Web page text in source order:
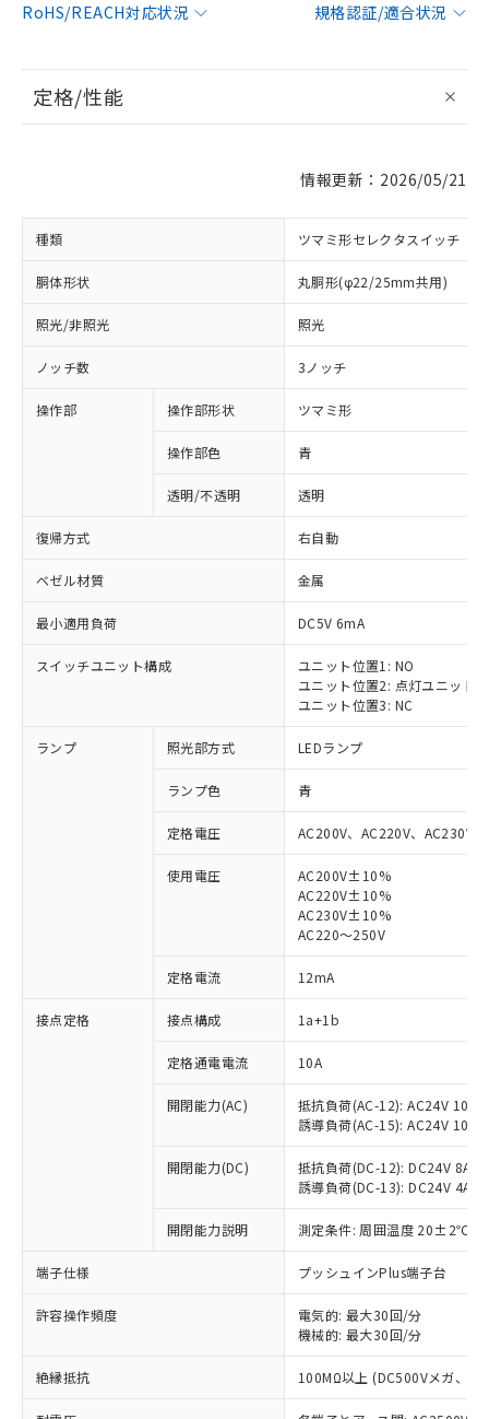
RoHS/REACH対応状況
規格認証/適合状況
定格/性能
情報更新：2026/05/21
種類 ツマミ形セレクタスイッチ
胴体形状 丸胴形(φ22/25mm共用)
照光/非照光 照光
ノッチ数 3ノッチ
操作部 操作部形状 ツマミ形
操作部色 青
透明/不透明 透明
復帰方式 右自動
ベゼル材質 金属
最小適用負荷 DC5V 6mA
スイッチユニット構成
ユニット位置1: NO
ユニット位置2: 点灯ユニット
ユニット位置3: NC
ランプ 照光部方式 LEDランプ
ランプ色 青
定格電圧 AC200V、AC220V、AC230V
使用電圧
AC200V±10%
AC220V±10%
AC230V±10%
AC220～250V
定格電流 12mA
接点定格 接点構成 1a+1b
定格通電電流 10A
開閉能力(AC)
抵抗負荷(AC-12): AC24V 10A/
誘導負荷(AC-15): AC24V
開閉能力(DC)
抵抗負荷(DC-12): DC24V 8A/
誘導負荷(DC-13): DC24V 4A/
開閉能力説明 測定条件: 周囲温度 20±2℃、
端子仕様 プッシュインPlus端子台
許容操作頻度
電気的: 最大30回/分
機械的: 最大30回/分
絶縁抵抗 100MΩ以上 (DC500Vメガ、点
ご利用条件
以下の条件をお読みいただき、同意のうえ
ご利用ください。
本サービスは、当社制御機器事業取扱
商品の当社在庫状況および標準価格
(税抜)を提供させていただくもので
当社制御機器事業取扱商品の中には、
本サービスの対象外となる商品もある
※1 対応状況
対応済み：EU RoHS指令（10物質）の
非含有に対応した製品が提供可能な商品で
対応予定：EU RoHS指令（10物質）の非含
有に対応した製品に切り替える予定のある
対応予定なし：EU RoHS指令（10物質）の
非含有に非対応の商品で、対応品を出す予
調査・確認中：EU RoHS指令（10物質）の
非含有の対応状況を調査中または確認中の
商品です。
非該当品：ライセンス料など無形物で、有
害物質有無と関係のない商品です。
仕入先様の事情により、非含有部品として
いたものが、含有品と判明した場合などや
「○」：最大均質材料含有率が中国RoHSの
基準値以下であることを示します。
「×」：最大均質材料含有率が中国RoHSの
基準値を超えていることを示します。
当社は、これら貴社製品のうち、外国